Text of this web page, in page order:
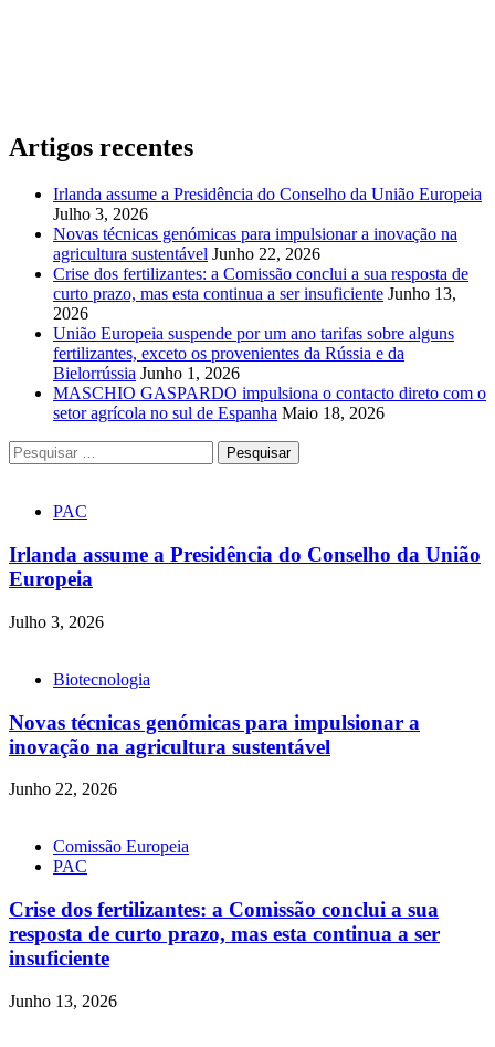
Artigos recentes
Irlanda assume a Presidência do Conselho da União Europeia
Julho 3, 2026
Novas técnicas genómicas para impulsionar a inovação na
agricultura sustentável Junho 22, 2026
Crise dos fertilizantes: a Comissão conclui a sua resposta de
curto prazo, mas esta continua a ser insuficiente Junho 13,
2026
União Europeia suspende por um ano tarifas sobre alguns
fertilizantes, exceto os provenientes da Rússia e da
Bielorrússia Junho 1, 2026
MASCHIO GASPARDO impulsiona o contacto direto com o
setor agrícola no sul de Espanha Maio 18, 2026
Pesquisar
por:
PAC
Irlanda assume a Presidência do Conselho da União
Europeia
Julho 3, 2026
Biotecnologia
Novas técnicas genómicas para impulsionar a
inovação na agricultura sustentável
Junho 22, 2026
Comissão Europeia
PAC
Crise dos fertilizantes: a Comissão conclui a sua
resposta de curto prazo, mas esta continua a ser
insuficiente
Junho 13, 2026